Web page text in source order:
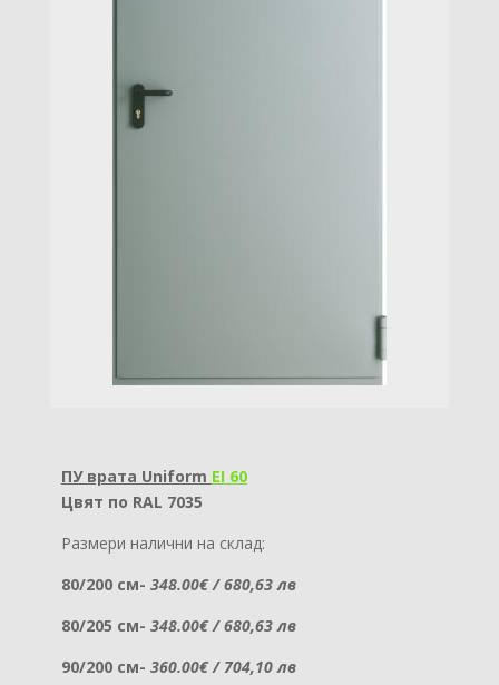
ПУ врата Uniform EI 60
Цвят по RAL 7035
Размери налични на склад:
80/200 см- 348.00€ / 680,63 лв
80/205 см- 348.00€ / 680,63 лв
90/200 см- 360.00€ / 704,10 лв